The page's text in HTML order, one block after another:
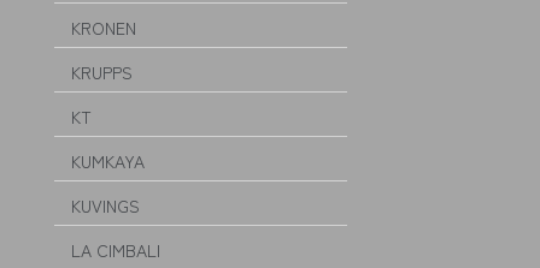
KRONEN
KRUPPS
KT
KUMKAYA
KUVINGS
LA CIMBALI